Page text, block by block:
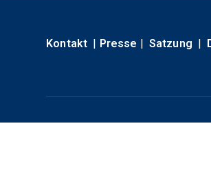
Kontakt | Presse | Satzung |